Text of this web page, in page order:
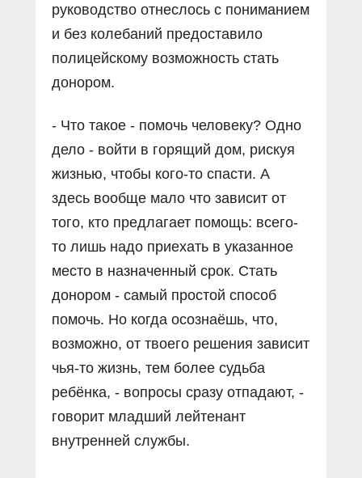
руководство отнеслось с пониманием
и без колебаний предоставило
полицейскому возможность стать
донором.
- Что такое - помочь человеку? Одно
дело - войти в горящий дом, рискуя
жизнью, чтобы кого-то спасти. А
здесь вообще мало что зависит от
того, кто предлагает помощь: всего-
то лишь надо приехать в указанное
место в назначенный срок. Стать
донором - самый простой способ
помочь. Но когда осознаёшь, что,
возможно, от твоего решения зависит
чья-то жизнь, тем более судьба
ребёнка, - вопросы сразу отпадают, -
говорит младший лейтенант
внутренней службы.